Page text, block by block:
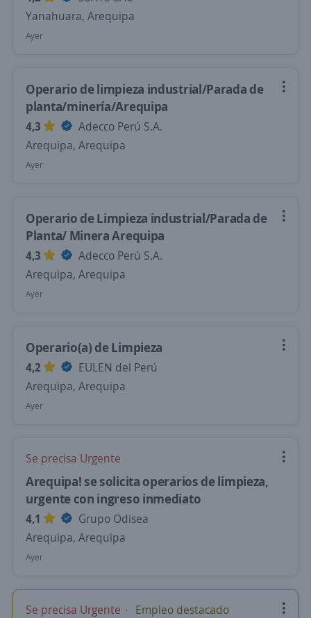
Yanahuara, Arequipa
Ayer
Operario de limpieza industrial/Parada de
planta/minería/Arequipa
4,3
Adecco Perú S.A.
Arequipa, Arequipa
Ayer
Operario de Limpieza industrial/Parada de
Planta/ Minera Arequipa
4,3
Adecco Perú S.A.
Arequipa, Arequipa
Ayer
Operario(a) de Limpieza
4,2
EULEN del Perú
Arequipa, Arequipa
Ayer
Se precisa Urgente
Arequipa! se solicita operarios de limpieza,
urgente con ingreso inmediato
4,1
Grupo Odisea
Arequipa, Arequipa
Ayer
Se precisa Urgente Empleo destacado